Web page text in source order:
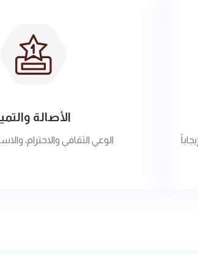
الأصالة
الوعي الثقافي والاحترام،